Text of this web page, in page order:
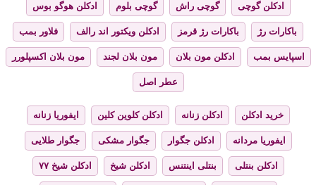
ادکلن گوچی گوچی راش گوچی بلوم ادکلن هوگو بوس
باکارات رژ باکارات رژ قرمز ادکلن ویکتور اند رالف فلاور بمب
اسپایس بمب ادکلن مون بلان مون بلان لجند مون بلان اکسپلورر
عطر اصل
خرید ادکلن ادکلن زنانه ادکلن کلوین کلین ایفوریا زنانه
ایفوریا مردانه ادکلن جگوار جگوار مشکی جگوار طلایی
ادکلن بنتلی بنتلی اینتنس ادکلن شیخ ادکلن شیخ ۷۷